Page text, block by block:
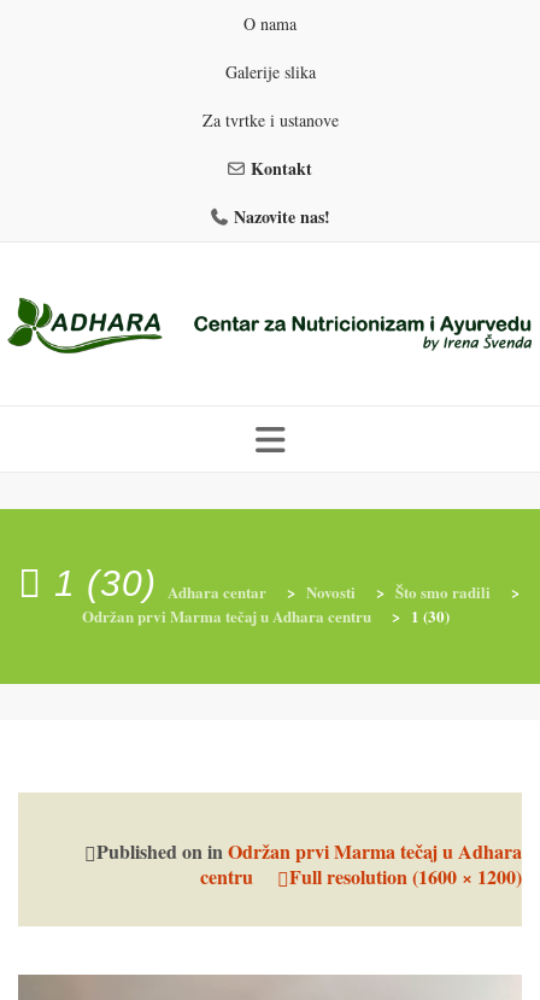
O nama
Galerije slika
Za tvrtke i ustanove
Kontakt
Nazovite nas!
to
RADIONICE NUTRI-ORDINACIJA TRETMANI
1 (30) Adhara centar > Novosti > Što smo radili
>
Održan prvi Marma tečaj u Adhara centru
> 1 (30)
Published oninOdržan prvi Marma tečaj u Adhara
centru
Full resolution (1600 × 1200)